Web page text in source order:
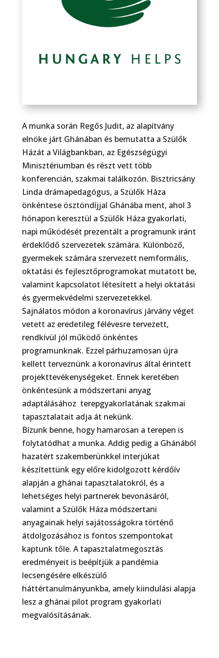
A munka során Regős Judit, az alapítvány
elnöke járt Ghánában és bemutatta a Szülők
Házát a Világbankban, az Egészségügyi
Minisztériumban és részt vett több
konferencián, szakmai találkozón. Bisztricsány
Linda drámapedagógus, a Szülők Háza
önkéntese ösztöndíjjal Ghánába ment, ahol 3
hónapon keresztül a Szülők Háza gyakorlati,
napi működését prezentált a programunk iránt
érdeklődő szervezetek számára. Különböző,
gyermekek számára szervezett nemformális,
oktatási és fejlesztőprogramokat mutatott be,
valamint kapcsolatot létesített a helyi oktatási
és gyermekvédelmi szervezetekkel.
Sajnálatos módon a koronavírus járvány véget
vetett az eredetileg félévesre tervezett,
rendkívül jól működő önkéntes
programunknak. Ezzel párhuzamosan újra
kellett terveznünk a koronavírus által érintett
projekttevékenységeket. Ennek keretében
önkéntesünk a módszertani anyag
adaptálásához terepgyakorlatának szakmai
tapasztalatait adja át nekünk.
Bízunk benne, hogy hamarosan a terepen is
folytatódhat a munka. Addig pedig a Ghánából
hazatért szakemberünkkel interjúkat
készítettünk egy előre kidolgozott kérdőív
alapján a ghánai tapasztalatokról, és a
lehetséges helyi partnerek bevonásáról,
valamint a Szülők Háza módszertani
anyagainak helyi sajátosságokra történő
átdolgozásához is fontos szempontokat
kaptunk tőle. A tapasztalatmegosztás
eredményeit is beépítjük a pandémia
lecsengésére elkészülő
háttértanulmányunkba, amely kiindulási alapja
lesz a ghánai pilot program gyakorlati
megvalósításának.